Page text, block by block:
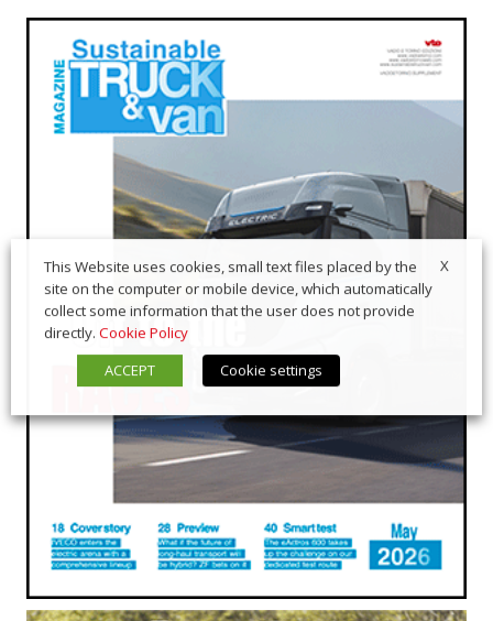
X
This Website uses cookies, small text files placed by the
site on the computer or mobile device, which automatically
collect some information that the user does not provide
directly. Cookie Policy
ACCEPT
Cookie settings